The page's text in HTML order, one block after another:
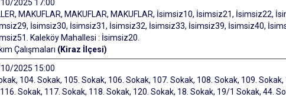
2025 17:00
MAKUFLAR, MAKUFLAR, MAKUFLAR, İsimsiz10, İsimsiz21, İsimsiz22,
İsimsiz30, İsimsiz31, İsimsiz32, İsimsiz33, İsimsiz39, İsimsiz40,
Kaleköy Mahallesi : İsimsiz20.
Çalışmaları (Kiraz İlçesi)
2025 15:00
104. Sokak, 105. Sokak, 106. Sokak, 107. Sokak, 108. Sokak, 109.
Sokak, 117. Sokak, 118. Sokak, 120. Sokak, 18. Sokak, 19/1 Sokak, 44.